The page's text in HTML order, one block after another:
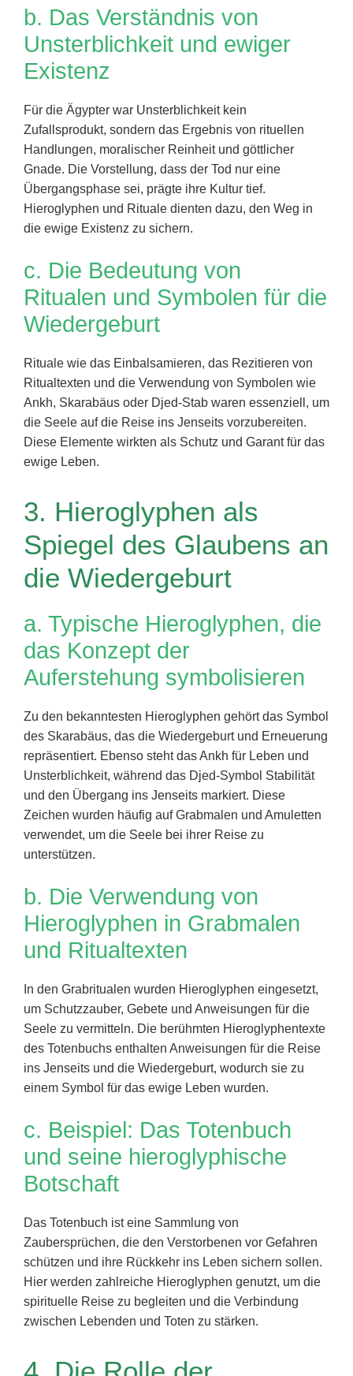
b. Das Verständnis von
Unsterblichkeit und ewiger
Existenz
Für die Ägypter war Unsterblichkeit kein
Zufallsprodukt, sondern das Ergebnis von rituellen
Handlungen, moralischer Reinheit und göttlicher
Gnade. Die Vorstellung, dass der Tod nur eine
Übergangsphase sei, prägte ihre Kultur tief.
Hieroglyphen und Rituale dienten dazu, den Weg in
die ewige Existenz zu sichern.
c. Die Bedeutung von
Ritualen und Symbolen für die
Wiedergeburt
Rituale wie das Einbalsamieren, das Rezitieren von
Ritualtexten und die Verwendung von Symbolen wie
Ankh, Skarabäus oder Djed-Stab waren essenziell, um
die Seele auf die Reise ins Jenseits vorzubereiten.
Diese Elemente wirkten als Schutz und Garant für das
ewige Leben.
3. Hieroglyphen als
Spiegel des Glaubens an
die Wiedergeburt
a. Typische Hieroglyphen, die
das Konzept der
Auferstehung symbolisieren
Zu den bekanntesten Hieroglyphen gehört das Symbol
des Skarabäus, das die Wiedergeburt und Erneuerung
repräsentiert. Ebenso steht das Ankh für Leben und
Unsterblichkeit, während das Djed-Symbol Stabilität
und den Übergang ins Jenseits markiert. Diese
Zeichen wurden häufig auf Grabmalen und Amuletten
verwendet, um die Seele bei ihrer Reise zu
unterstützen.
b. Die Verwendung von
Hieroglyphen in Grabmalen
und Ritualtexten
In den Grabritualen wurden Hieroglyphen eingesetzt,
um Schutzzauber, Gebete und Anweisungen für die
Seele zu vermitteln. Die berühmten Hieroglyphentexte
des Totenbuchs enthalten Anweisungen für die Reise
ins Jenseits und die Wiedergeburt, wodurch sie zu
einem Symbol für das ewige Leben wurden.
c. Beispiel: Das Totenbuch
und seine hieroglyphische
Botschaft
Das Totenbuch ist eine Sammlung von
Zaubersprüchen, die den Verstorbenen vor Gefahren
schützen und ihre Rückkehr ins Leben sichern sollen.
Hier werden zahlreiche Hieroglyphen genutzt, um die
spirituelle Reise zu begleiten und die Verbindung
zwischen Lebenden und Toten zu stärken.